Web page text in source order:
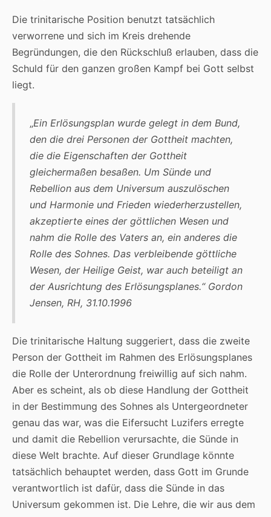
Die trinitarische Position benutzt tatsächlich
verworrene und sich im Kreis drehende
Begründungen, die den Rückschluß erlauben, dass die
Schuld für den ganzen großen Kampf bei Gott selbst
liegt.
„Ein Erlösungsplan wurde gelegt in dem Bund,
den die drei Personen der Gottheit machten,
die die Eigenschaften der Gottheit
gleichermaßen besaßen. Um Sünde und
Rebellion aus dem Universum auszulöschen
und Harmonie und Frieden wiederherzustellen,
akzeptierte eines der göttlichen Wesen und
nahm die Rolle des Vaters an, ein anderes die
Rolle des Sohnes. Das verbleibende göttliche
Wesen, der Heilige Geist, war auch beteiligt an
der Ausrichtung des Erlösungsplanes.“ Gordon
Jensen, RH, 31.10.1996
Die trinitarische Haltung suggeriert, dass die zweite
Person der Gottheit im Rahmen des Erlösungsplanes
die Rolle der Unterordnung freiwillig auf sich nahm.
Aber es scheint, als ob diese Handlung der Gottheit
in der Bestimmung des Sohnes als Untergeordneter
genau das war, was die Eifersucht Luzifers erregte
und damit die Rebellion verursachte, die Sünde in
diese Welt brachte. Auf dieser Grundlage könnte
tatsächlich behauptet werden, dass Gott im Grunde
verantwortlich ist dafür, dass die Sünde in das
Universum gekommen ist. Die Lehre, die wir aus dem